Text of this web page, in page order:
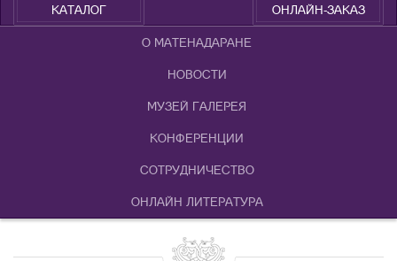
КАТАЛОГ ОНЛАЙН-ЗАКАЗ
О МАТЕНАДАРАНЕ
НОВОСТИ
МУЗЕЙ ГАЛЕРЕЯ
КОНФЕРЕНЦИИ
СОТРУДНИЧЕСТВО
ОНЛАЙН ЛИТЕРАТУРА